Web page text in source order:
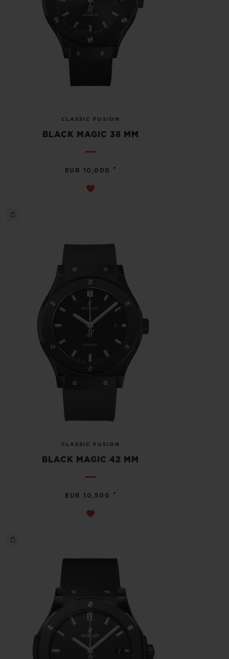
CLASSIC FUSION
BLACK MAGIC 38 MM
EUR 10,000 •
CLASSIC FUSION
BLACK MAGIC 42 MM
EUR 10,500 •